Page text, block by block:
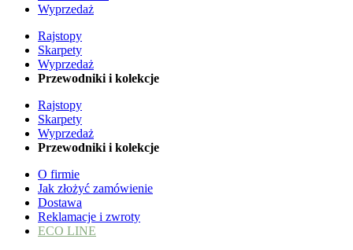
Wyprzedaż
Rajstopy
Skarpety
Wyprzedaż
Przewodniki i kolekcje
Rajstopy
Skarpety
Wyprzedaż
Przewodniki i kolekcje
O firmie
Jak złożyć zamówienie
Dostawa
Reklamacje i zwroty
ECO LINE